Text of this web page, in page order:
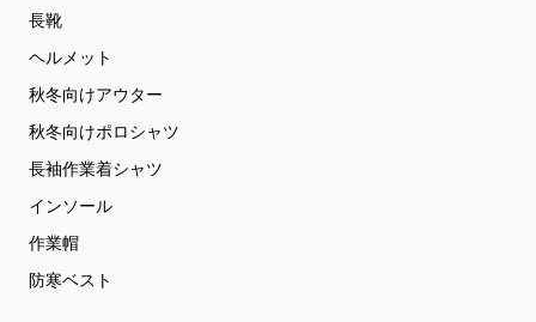
長靴
ヘルメット
秋冬向けアウター
秋冬向けポロシャツ
長袖作業着シャツ
インソール
作業帽
防寒ベスト